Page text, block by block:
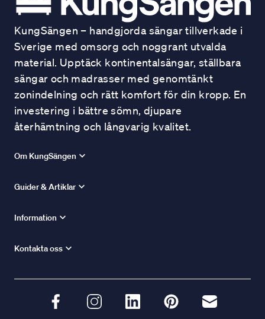
KungSängen – handgjorda sängar tillverkade i
Sverige med omsorg och noggrant utvalda
material. Upptäck kontinentalsängar, ställbara
sängar och madrasser med genomtänkt
zonindelning och rätt komfort för din kropp. En
investering i bättre sömn, djupare
återhämtning och långvarig kvalitet.
Om KungSängen
Guider & Artiklar
Information
Kontakta oss